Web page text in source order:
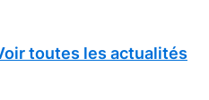
toutes les actualités